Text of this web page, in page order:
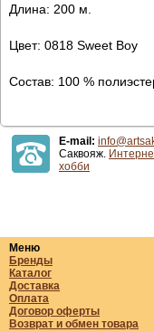
Длина: 200 м.
Цвет: 0818 Sweet Boy
Состав: 100 %
E-mail:
Саквояж.
хобби
Меню
Бренды
Каталог
Доставка
Оплата
Договор оферты
Возврат и обмен товара